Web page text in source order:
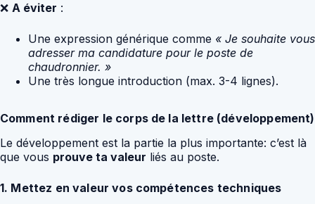
❌ A éviter :
Une expression générique comme « Je souhaite vous
adresser ma candidature pour le poste de
chaudronnier. »
Une très longue introduction (max. 3-4 lignes).
Comment rédiger le corps de la lettre (développement)
Le développement est la partie la plus importante: c’est là
que vous prouve ta valeur liés au poste.
1. Mettez en valeur vos compétences techniques